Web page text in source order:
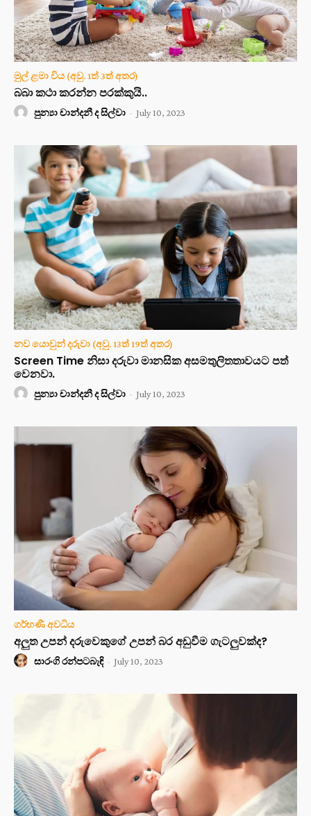
මුල් ළමා විය (අවු. 1ත් 3ත් අතර)
බබා කථා කරන්න පරක්කුයි..
පුන්‍යා චාන්දනී ද සිල්වා - July 10, 2023
නව යොවුන් දරුවා (අවු. 13ත් 19ත් අතර)
Screen Time නිසා දරුවා මානසික අසමතුලිතතාවයට පත්
වෙනවා.
පුන්‍යා චාන්දනී ද සිල්වා - July 10, 2023
ගර්භණී අවධිය
අලුත උපන් දරුවෙකුගේ උපන් බර අඩුවීම ගැටලුවක්ද?
සාරංගි රන්පටබැඳි - July 10, 2023